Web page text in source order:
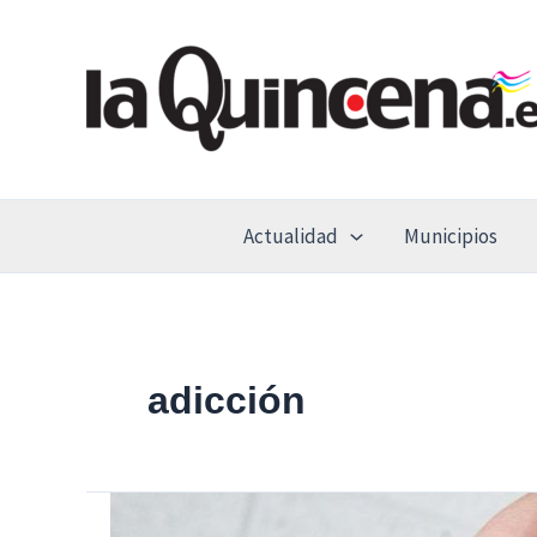
Actualidad Municipios
adicción